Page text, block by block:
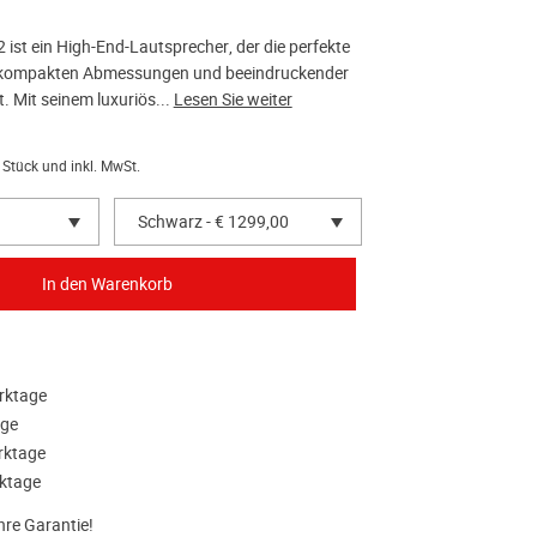
ist ein High-End-Lautsprecher, der die perfekte
Abmessungen und beeindruckender
Mit seinem luxuriös... Lesen Sie weiter
und inkl. MwSt.
Schwarz - € 1299,00
Garantie!